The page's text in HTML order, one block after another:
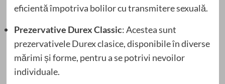
eficientă împotriva bolilor cu transmitere sexuală.
Prezervative Durex Classic: Acestea sunt
prezervativele Durex clasice, disponibile în diverse
mărimi și forme, pentru a se potrivi nevoilor
individuale.